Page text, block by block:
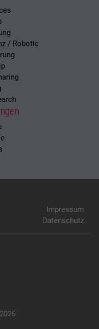
/ Robotic
Impressum
Datenschutz